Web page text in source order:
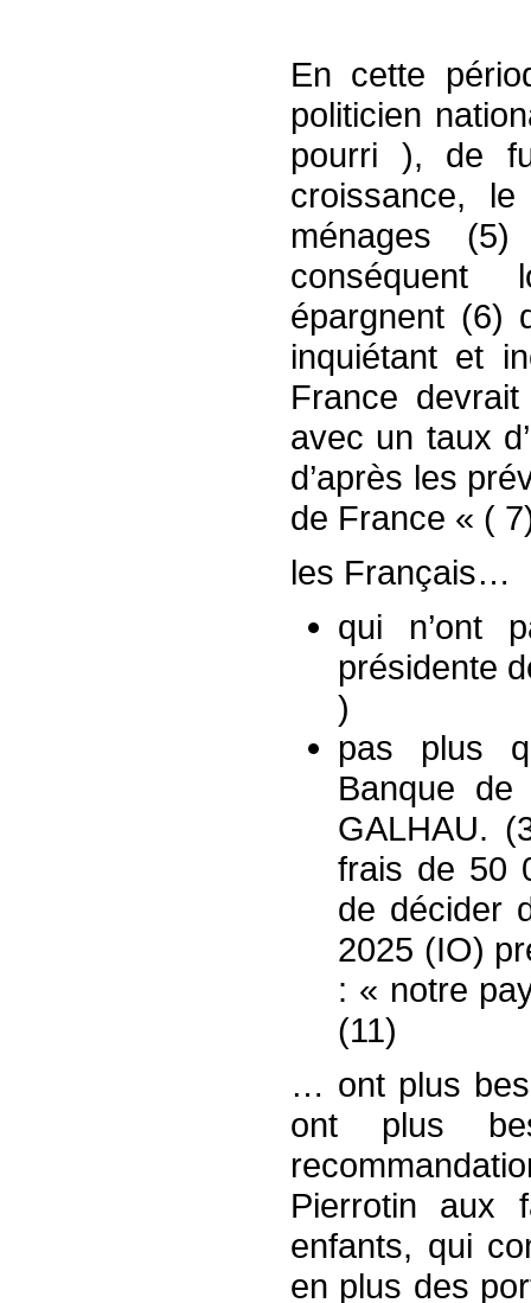
En cette
politicien
pourri ), de
croissance,
ménages
conséquent
épargnent (6)
inquiétant et
France
avec un taux
d’après les
de France « (
les Français…
qui n’ont
présidente
)
pas plus
Banque de
GALHAU.
frais de 50
de décider
2025 (IO)
: « notre
(11)
… ont plus
ont plus
Pierrotin aux
enfants, qui
en plus des